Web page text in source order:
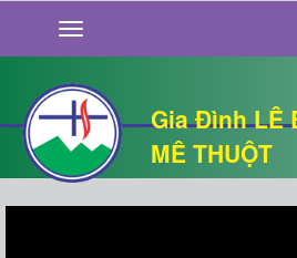
Gia Đình LÊ
MÊ THUỘT
GIỚI THIỆU
TIN TỨC
SỐNG ĐẠO
CHUYỆN NHÀ
QUÁN VĂN